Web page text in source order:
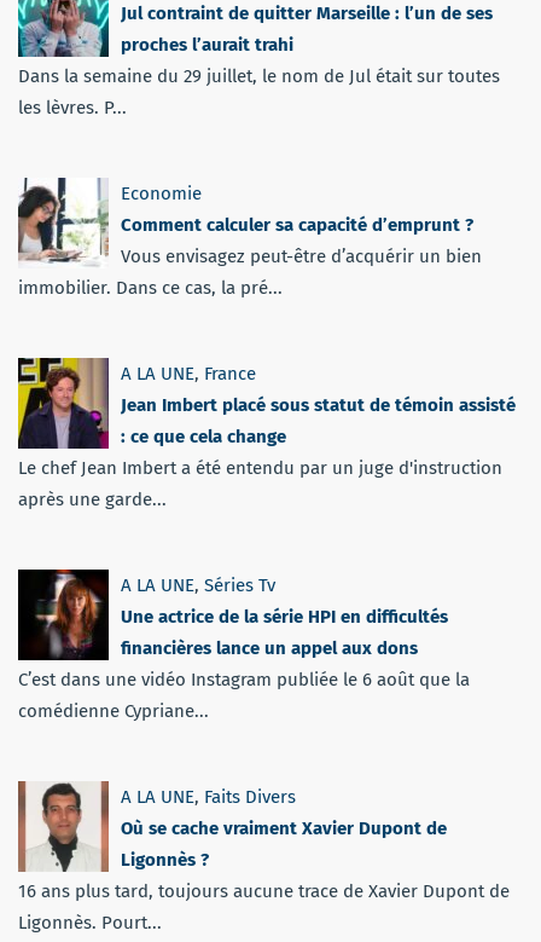
Jul contraint de quitter Marseille : l’un de ses
proches l’aurait trahi
Dans la semaine du 29 juillet, le nom de Jul était sur toutes
les lèvres. P...
Economie
Comment calculer sa capacité d’emprunt ?
Vous envisagez peut-être d’acquérir un bien
immobilier. Dans ce cas, la pré...
A LA UNE, France
Jean Imbert placé sous statut de témoin assisté
: ce que cela change
Le chef Jean Imbert a été entendu par un juge d'instruction
après une garde...
A LA UNE, Séries Tv
Une actrice de la série HPI en difficultés
financières lance un appel aux dons
C’est dans une vidéo Instagram publiée le 6 août que la
comédienne Cypriane...
A LA UNE, Faits Divers
Où se cache vraiment Xavier Dupont de
Ligonnès ?
16 ans plus tard, toujours aucune trace de Xavier Dupont de
Ligonnès. Pourt...